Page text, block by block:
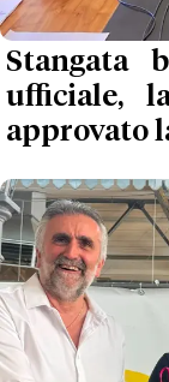
Stangata
ufficiale,
approvato